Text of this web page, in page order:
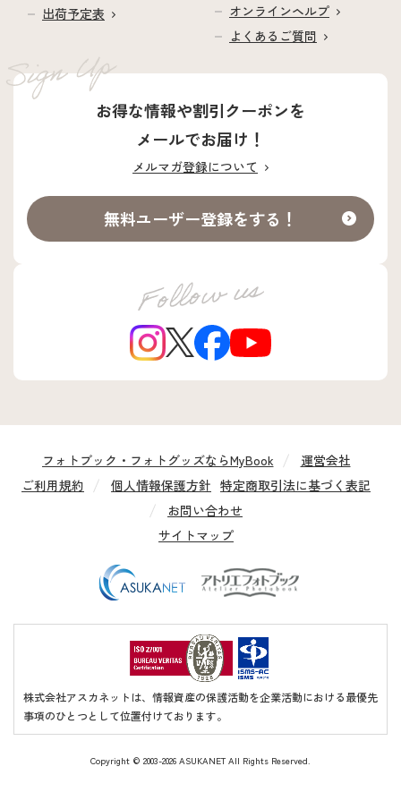
出荷予定表
オンラインヘルプ
よくあるご質問
お得な情報や割引クーポンを
メールでお届け！
メルマガ登録について
無料ユーザー登録をする！
フォトブック・フォトグッズならMyBook
運営会社
ご利用規約
個人情報保護方針 特定商取引法に基づく表記
お問い合わせ
サイトマップ
株式会社アスカネットは、情報資産の保護活動を企業活動における最優先
事項のひとつとして位置付けております。
Copyright © 2003-2026 ASUKANET All Rights Reserved.